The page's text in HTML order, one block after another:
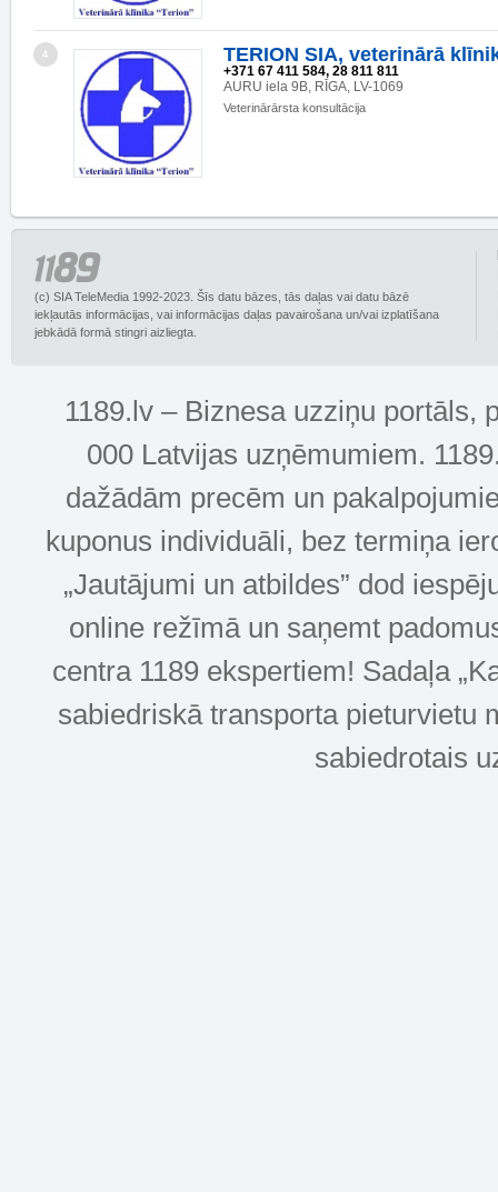
4 TERION SIA, veterinārā
+371 67 411 584, 28 811 811
AURU iela 9B, RĪGA, LV-1069
Veterinārārsta konsultācija
(c) SIA TeleMedia 1992-2023. Šīs datu bāzes, tās daļas vai datu bāzē
iekļautās informācijas, vai informācijas daļas pavairošana un/vai izplatīšana
jebkādā formā stingri aizliegta.
1189.lv – Biznesa uzziņu portāls,
000 Latvijas uzņēmumiem.
dažādām precēm un
kuponus individuāli, bez termiņa
„Jautājumi un atbildes” dod
online režīmā un saņemt
centra 1189 ekspertiem! Sadaļa
sabiedriskā transporta pieturvietu
sabiedrotais